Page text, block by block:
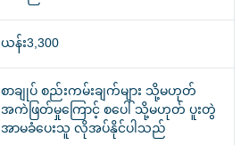
ယန်း3,300
စာချုပ် စည်းကမ်းချက်များ သို့မဟုတ်
အကဲဖြတ်မှုကြောင့် စပေါ် သို့မဟုတ် ပူးတွဲ
အာမခံပေးသူ လိုအပ်နိုင်ပါသည်